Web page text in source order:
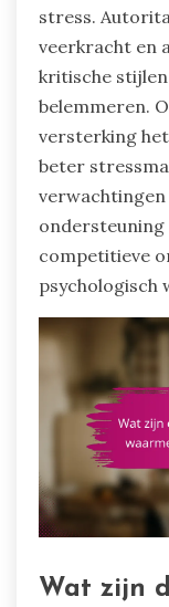
stress.
veerkracht en
kritische
belemmeren.
versterking
beter
ondersteuning
competitieve
psychologisch
Wat zijn